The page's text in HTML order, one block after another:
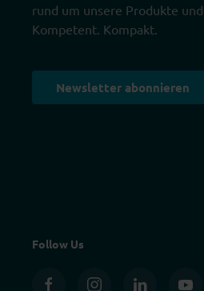
rund um unsere Produkte
Kompetent. Kompakt.
Newsletter abonnieren
Follow Us